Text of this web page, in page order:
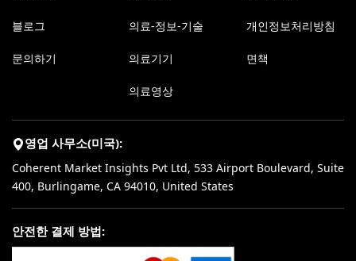
블로그
문의하기
의료-정보-기술
의료기기
의료영상
개인정보처리방침
면책
영업 사무소(미국):
Coherent Market Insights Pvt Ltd, 533 Airport Boulevard, Suite
400, Burlingame, CA 94010, United States
안전한 결제 방법: